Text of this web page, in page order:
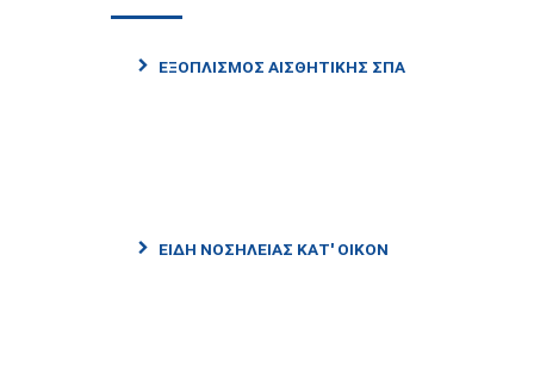
ΕΞΟΠΛΙΣΜΟΣ ΑΙΣΘΗΤΙΚΗΣ ΣΠΑ
ΕΙΔΗ ΝΟΣΗΛΕΙΑΣ ΚΑΤ' ΟΙΚΟΝ